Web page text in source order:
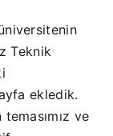
Teknik
ekledik.
ve